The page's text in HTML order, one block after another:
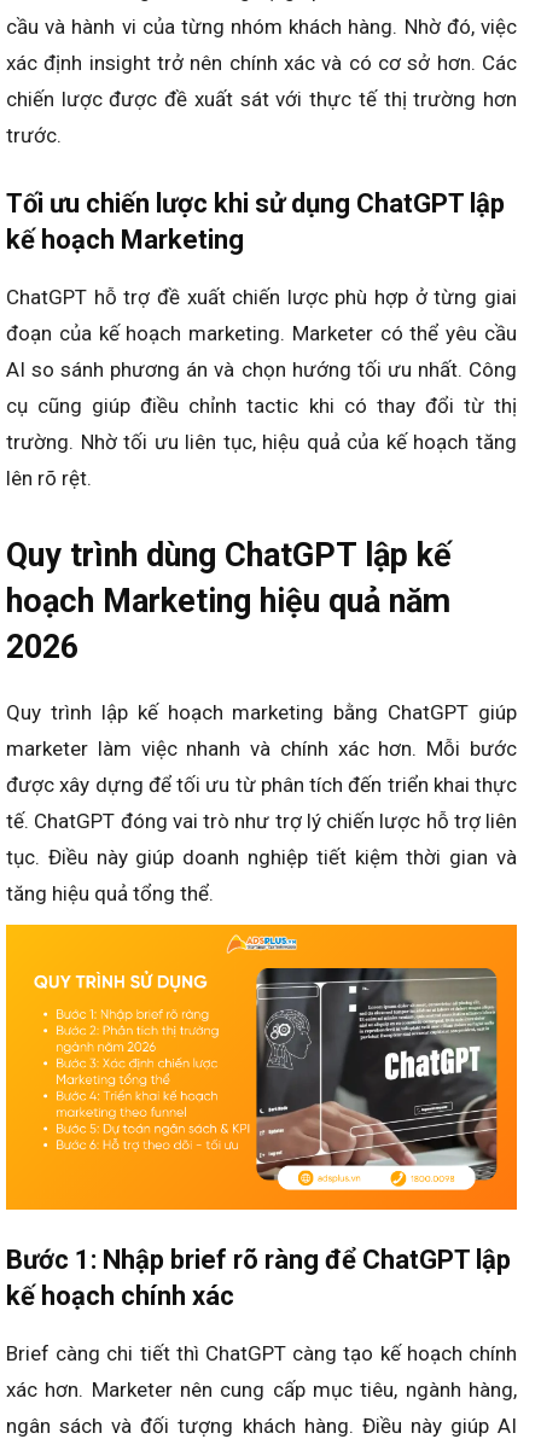
cầu và hành vi của từng nhóm khách hàng. Nhờ đó, việc
xác định insight trở nên chính xác và có cơ sở hơn. Các
chiến lược được đề xuất sát với thực tế thị trường hơn
trước.
Tối ưu chiến lược khi sử dụng ChatGPT lập
kế hoạch Marketing
ChatGPT hỗ trợ đề xuất chiến lược phù hợp ở từng giai
đoạn của kế hoạch marketing. Marketer có thể yêu cầu
AI so sánh phương án và chọn hướng tối ưu nhất. Công
cụ cũng giúp điều chỉnh tactic khi có thay đổi từ thị
trường. Nhờ tối ưu liên tục, hiệu quả của kế hoạch tăng
lên rõ rệt.
Quy trình dùng ChatGPT lập kế
hoạch Marketing hiệu quả năm
2026
Quy trình lập kế hoạch marketing bằng ChatGPT giúp
marketer làm việc nhanh và chính xác hơn. Mỗi bước
được xây dựng để tối ưu từ phân tích đến triển khai thực
tế. ChatGPT đóng vai trò như trợ lý chiến lược hỗ trợ liên
tục. Điều này giúp doanh nghiệp tiết kiệm thời gian và
tăng hiệu quả tổng thể.
Bước 1: Nhập brief rõ ràng để ChatGPT lập
kế hoạch chính xác
Brief càng chi tiết thì ChatGPT càng tạo kế hoạch chính
xác hơn. Marketer nên cung cấp mục tiêu, ngành hàng,
ngân sách và đối tượng khách hàng. Điều này giúp AI